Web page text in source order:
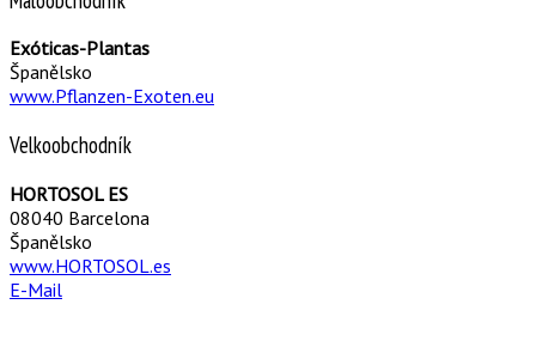
Exóticas-Plantas
Španělsko
www.Pflanzen-Exoten.eu
Velkoobchodník
HORTOSOL ES
08040 Barcelona
Španělsko
www.HORTOSOL.es
E-Mail